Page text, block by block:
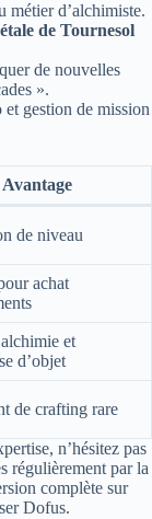
métier d’alchimiste.
de Tournesol
de nouvelles
».
gestion de mission
Avantage
de niveau
achat
et
d’objet
de crafting rare
n’hésitez pas
régulièrement par la
complète sur
Dofus.